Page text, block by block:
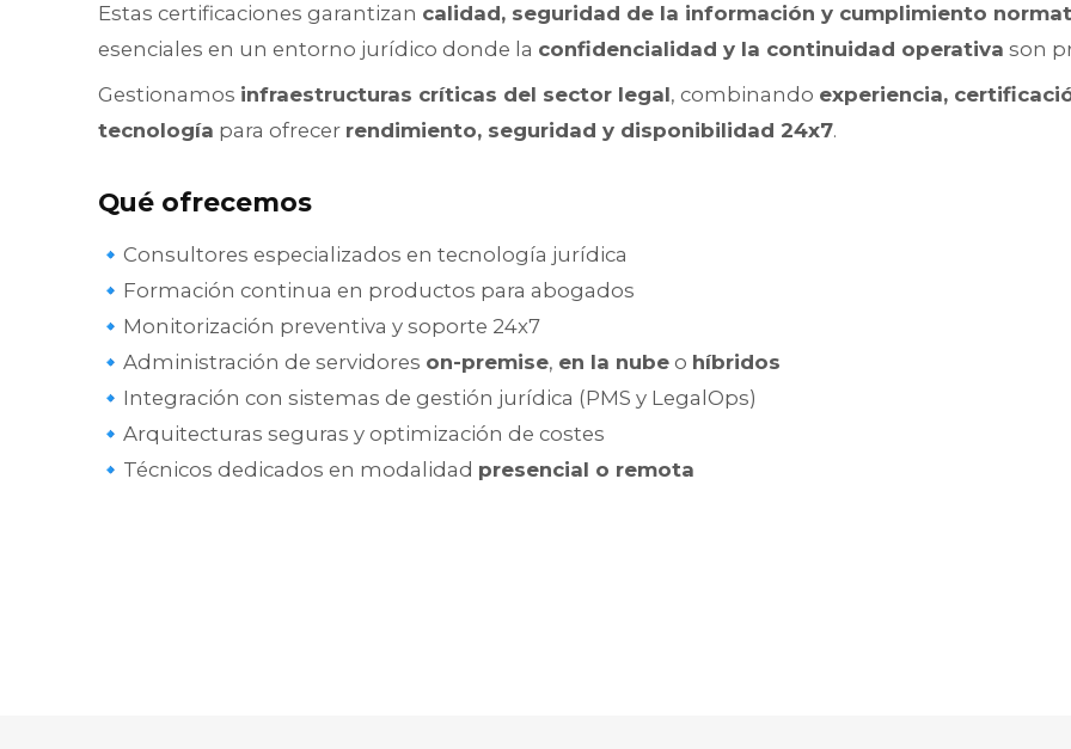
Estas certificaciones garantizan calidad, seguridad de la información y cumplimiento
esenciales en un entorno jurídico donde la confidencialidad y la continuidad operativa son
Gestionamos infraestructuras críticas del sector legal, combinando experiencia,
tecnología para ofrecer rendimiento, seguridad y disponibilidad 24x7.
Qué ofrecemos
🔹Consultores especializados en tecnología jurídica
🔹Formación continua en productos para abogados
🔹Monitorización preventiva y soporte 24x7
🔹Administración de servidores on-premise, en la nube o híbridos
🔹Integración con sistemas de gestión jurídica (PMS y LegalOps)
🔹Arquitecturas seguras y optimización de costes
🔹Técnicos dedicados en modalidad presencial o remota